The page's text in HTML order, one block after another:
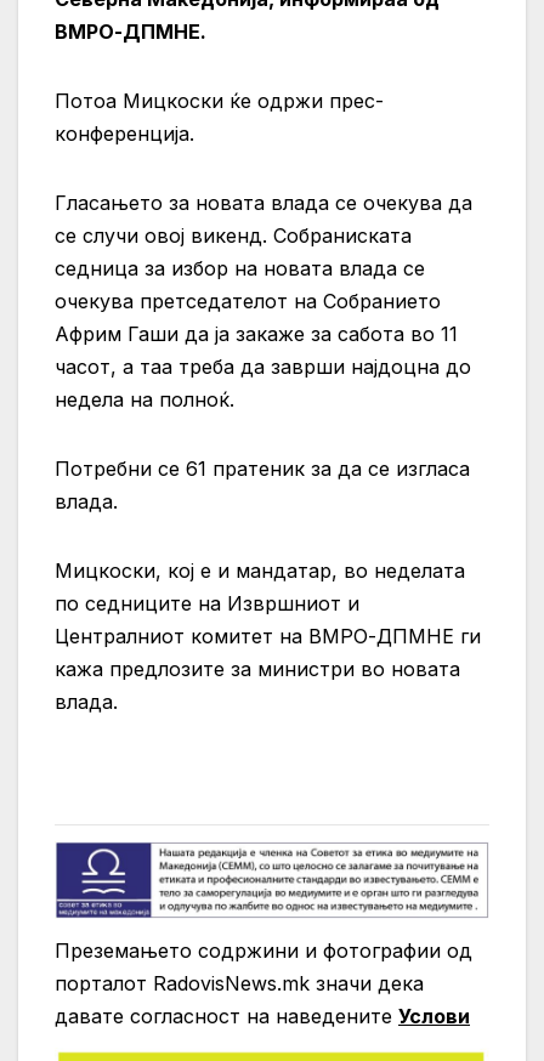
ВМРО-ДПМНЕ.
Потоа Мицкоски ќе одржи прес-
конференција.
Гласањето за новата влада се очекува да
се случи овој викенд. Собраниската
седница за избор на новата влaда се
очекува претседателот на Собранието
Африм Гаши да ја закаже за сабота во 11
часот, а таа треба да заврши најдоцна до
недела на полноќ.
Потребни се 61 пратеник за да се изгласа
влада.
Мицкоски, кој е и мандатар, во неделата
по седниците на Извршниот и
Централниот комитет на ВМРО-ДПМНЕ ги
кажа предлозите за министри во новата
влада.
Преземањето содржини и фотографии од
порталот RadovisNews.mk значи дека
давате согласност на нaведените Услови